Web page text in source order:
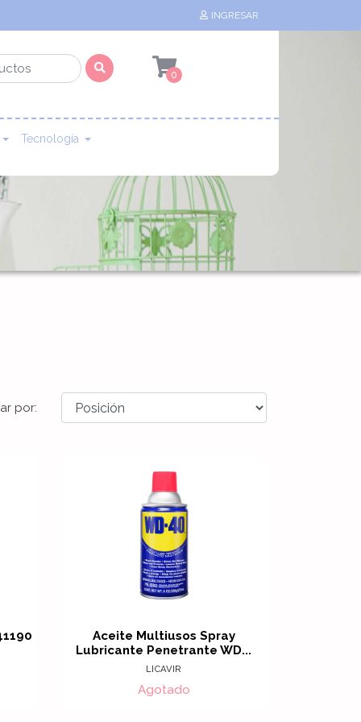
INGRESAR
0
Tecnología
por:
Aceite Multiusos Spray
Lubricante Penetrante WD...
LICAVIR
Agotado